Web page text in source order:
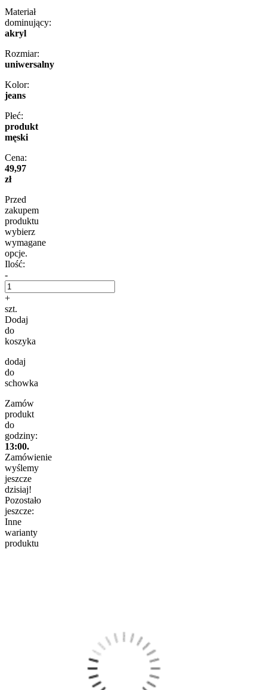
Materiał
dominujący:
akryl
Rozmiar:
uniwersalny
Kolor:
jeans
Płeć:
produkt
męski
Cena:
49,97
zł
Przed
zakupem
produktu
wybierz
wymagane
opcje.
Ilość:
-
+
szt.
Dodaj
do
koszyka
dodaj
do
schowka
Zamów
produkt
do
godziny:
13:00.
Zamówienie
wyślemy
jeszcze
dzisiaj!
Pozostało
jeszcze:
Inne
warianty
produktu